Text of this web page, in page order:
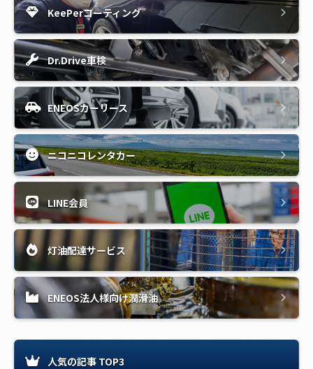
KeePerコーティング
Dr.Drive車検
ENEOSカーリース
ニコニコレンタカー
LINE会員
灯油配達サービス
ENEOS法人様向け潤滑油
人気の記事 TOP3